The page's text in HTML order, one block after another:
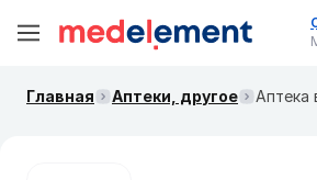
Главная Аптеки, другое Аптека